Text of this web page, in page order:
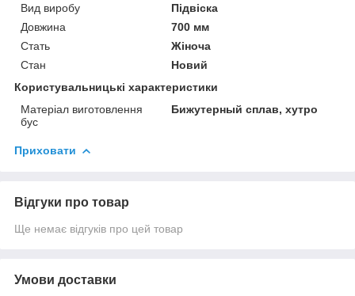
Вид виробу
Підвіска
Довжина
700 мм
Стать
Жіноча
Стан
Новий
Користувальницькі характеристики
Матеріал виготовлення
бус
Бижутерный сплав, хутро
Приховати
Відгуки про товар
Ще немає відгуків про цей товар
Умови доставки